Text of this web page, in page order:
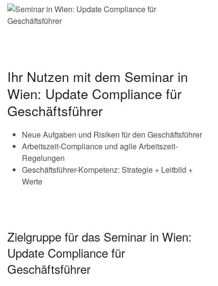
Ihr Nutzen mit dem Seminar in
Wien: Update Compliance für
Geschäftsführer
Neue Aufgaben und Risiken für den Geschäftsführer
Arbeitszeit-Compliance und agile Arbeitszeit-
Regelungen
Geschäftsführer-Kompetenz: Strategie + Leitbild +
Werte
Zielgruppe für das Seminar in Wien:
Update Compliance für
Geschäftsführer